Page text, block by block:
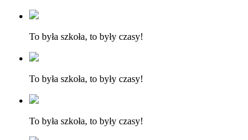
To była szkoła, to były czasy!
To była szkoła, to były czasy!
To była szkoła, to były czasy!